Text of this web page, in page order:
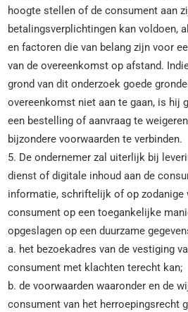
hoogte stellen of de consument aan
betalingsverplichtingen kan voldoen,
en factoren die van belang zijn voor
van de overeenkomst op afstand.
grond van dit onderzoek goede
overeenkomst niet aan te gaan, is hij
een bestelling of aanvraag te
bijzondere voorwaarden te verbinden.
5. De ondernemer zal uiterlijk bij
dienst of digitale inhoud aan de
informatie, schriftelijk of op zodanige
consument op een toegankelijke
opgeslagen op een duurzame
a. het bezoekadres van de vestiging
consument met klachten terecht kan;
b. de voorwaarden waaronder en de
consument van het herroepingsrecht